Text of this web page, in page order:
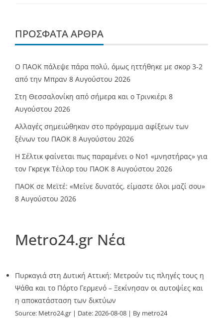
ΠΡΌΣΦΑΤΑ ΆΡΘΡΑ
Ο ΠΑΟΚ πάλεψε πάρα πολύ, όμως ηττήθηκε με σκορ 3-2
από την Μπραν 8 Αυγούστου 2026
Στη Θεσσαλονίκη από σήμερα και ο Τρινκιέρι 8
Αυγούστου 2026
Αλλαγές σημειώθηκαν στο πρόγραμμα αφίξεων των
ξένων του ΠΑΟΚ 8 Αυγούστου 2026
Η Σέλτικ φαίνεται πως παραμένει ο Νο1 «μνηστήρας» για
τον Γκρεγκ Τέιλορ του ΠΑΟΚ 8 Αυγούστου 2026
ΠΑΟΚ σε Μεϊτέ: «Μείνε δυνατός, είμαστε όλοι μαζί σου»
8 Αυγούστου 2026
Metro24.gr Νέα
Πυρκαγιά στη Δυτική Αττική: Μετρούν τις πληγές τους η
Ψάθα και το Πόρτο Γερμενό – Ξεκίνησαν οι αυτοψίες και
η αποκατάσταση των δικτύων
Source: Metro24.gr Date: 2026-08-08 By metro24